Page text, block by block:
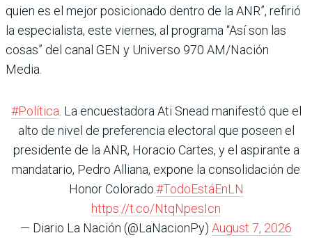
quien es el mejor posicionado dentro de la ANR”, refirió
la especialista, este viernes, al programa “Así son las
cosas” del canal GEN y Universo 970 AM/Nación
Media.
#Política . La encuestadora Ati Snead manifestó que el
alto de nivel de preferencia electoral que poseen el
presidente de la ANR, Horacio Cartes, y el aspirante a
mandatario, Pedro Alliana, expone la consolidación de
Honor Colorado.#TodoEstáEnLN
https://t.co/NtqNpesIcn
— Diario La Nación (@LaNacionPy) August 7, 2026